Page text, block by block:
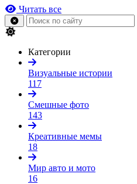
Читать все
Категории
Визуальные истории
117
Смешные фото
143
Креативные мемы
18
Мир авто и мото
16